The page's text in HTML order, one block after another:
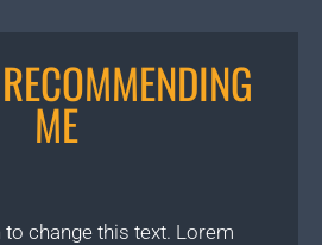
ME
to change this text. Lorem